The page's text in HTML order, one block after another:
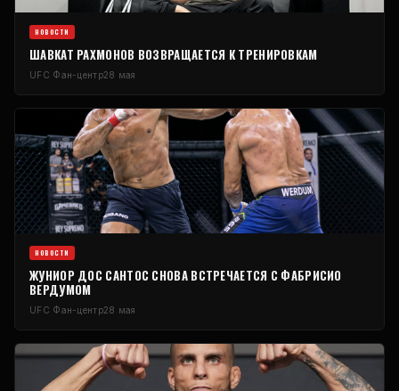
НОВОСТИ
ШАВКАТ РАХМОНОВ ВОЗВРАЩАЕТСЯ К ТРЕНИРОВКАМ
UFC Фан-центр28 мая
НОВОСТИ
ЖУНИОР ДОС САНТОС СНОВА ВСТРЕЧАЕТСЯ С ФАБРИСИО
ВЕРДУМОМ
UFC Фан-центр28 мая